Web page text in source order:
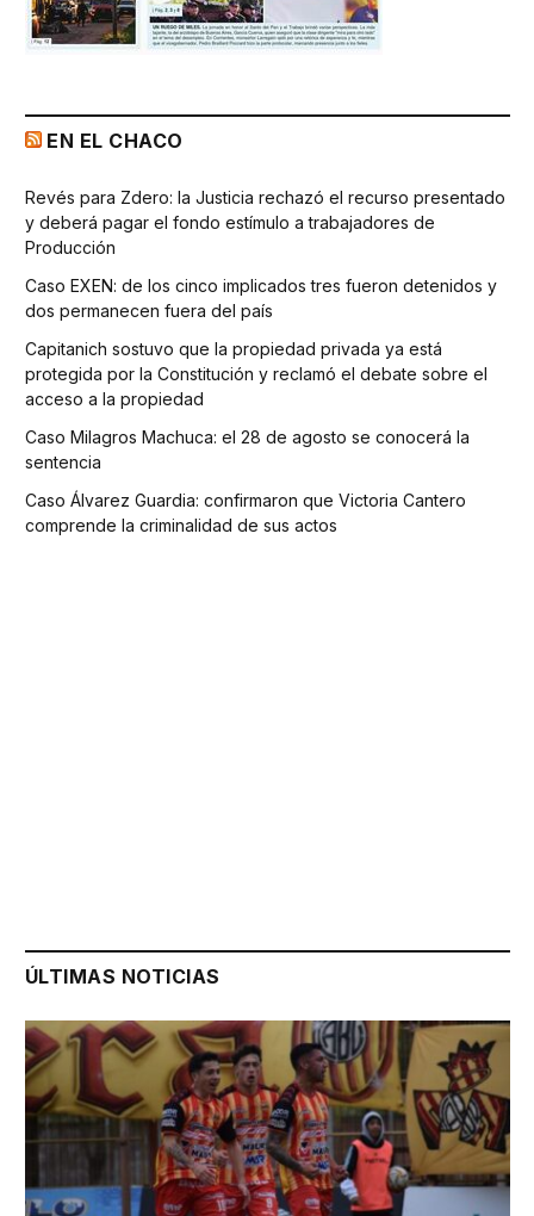
EN EL CHACO
Revés para Zdero: la Justicia rechazó el recurso presentado
y deberá pagar el fondo estímulo a trabajadores de
Producción
Caso EXEN: de los cinco implicados tres fueron detenidos y
dos permanecen fuera del país
Capitanich sostuvo que la propiedad privada ya está
protegida por la Constitución y reclamó el debate sobre el
acceso a la propiedad
Caso Milagros Machuca: el 28 de agosto se conocerá la
sentencia
Caso Álvarez Guardia: confirmaron que Victoria Cantero
comprende la criminalidad de sus actos
ÚLTIMAS NOTICIAS